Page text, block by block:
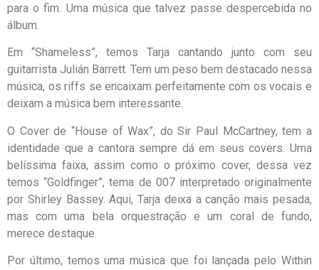
para o fim. Uma música que talvez passe despercebida no
álbum.
Em “Shameless”, temos Tarja cantando junto com seu
guitarrista Julián Barrett. Tem um peso bem destacado nessa
música, os riffs se encaixam perfeitamente com os vocais e
deixam a música bem interessante.
O Cover de “House of Wax”, do Sir Paul McCartney, tem a
identidade que a cantora sempre dá em seus covers. Uma
belíssima faixa, assim como o próximo cover, dessa vez
temos “Goldfinger”, tema de 007 interpretado originalmente
por Shirley Bassey. Aqui, Tarja deixa a canção mais pesada,
mas com uma bela orquestração e um coral de fundo,
merece destaque.
Por último, temos uma música que foi lançada pelo Within